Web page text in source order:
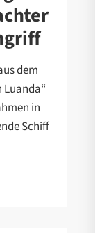
dem
Luanda“
in
Schiff